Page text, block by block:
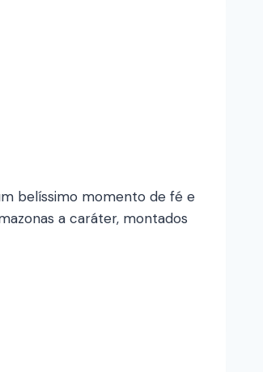
belíssimo momento de fé e
a caráter, montados